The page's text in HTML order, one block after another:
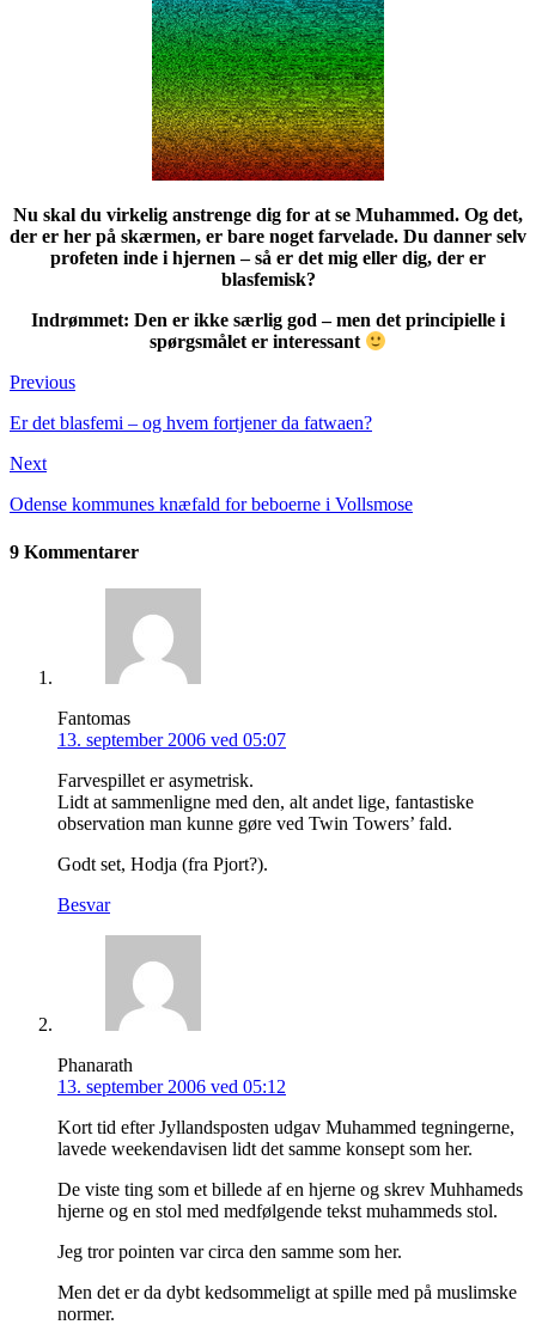
Nu skal du virkelig anstrenge dig for at se Muhammed. Og det,
der er her på skærmen, er bare noget farvelade. Du danner selv
profeten inde i hjernen – så er det mig eller dig, der er
blasfemisk?
Indrømmet: Den er ikke særlig god – men det principielle i
spørgsmålet er interessant
Previous
Er det blasfemi – og hvem fortjener da fatwaen?
Next
Odense kommunes knæfald for beboerne i Vollsmose
9 Kommentarer
Fantomas
13. september 2006 ved 05:07
Farvespillet er asymetrisk.
Lidt at sammenligne med den, alt andet lige, fantastiske
observation man kunne gøre ved Twin Towers’ fald.
Godt set, Hodja (fra Pjort?).
Besvar
Phanarath
13. september 2006 ved 05:12
Kort tid efter Jyllandsposten udgav Muhammed tegningerne,
lavede weekendavisen lidt det samme konsept som her.
De viste ting som et billede af en hjerne og skrev Muhhameds
hjerne og en stol med medfølgende tekst muhammeds stol.
Jeg tror pointen var circa den samme som her.
Men det er da dybt kedsommeligt at spille med på muslimske
normer.